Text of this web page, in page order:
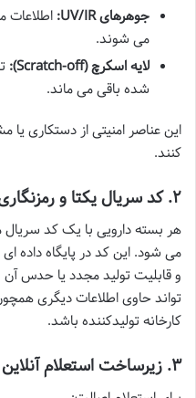
جوهرهای UV/IR:
اطلاعات
می شوند.
لایه اسکرچ (Scratch-off):
شده باقی می ماند.
این عناصر امنیتی از دستکاری
کنند.
۲. کد سریال یکتا و رمزنگاری
هر بسته دارویی با یک کد سریال
می شود. این کد در پایگاه داده
و قابلیت تولید مجدد یا حدس
تواند حاوی اطلاعات دیگری
کارخانه تولیدکننده باشد.
۳. زیرساخت استعلام آنلاین و آفلاین